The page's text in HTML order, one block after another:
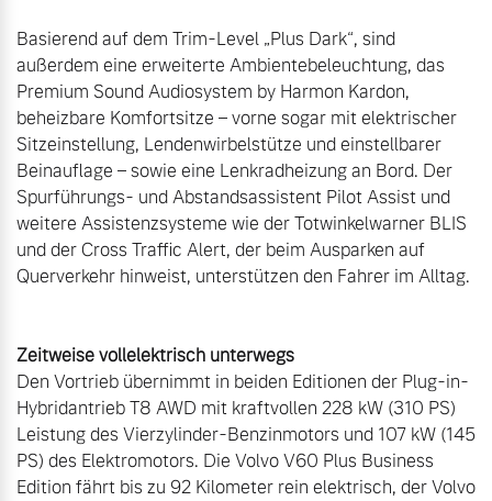
Basierend auf dem Trim-Level „Plus Dark“, sind
außerdem eine erweiterte Ambientebeleuchtung, das
Premium Sound Audiosystem by Harmon Kardon,
beheizbare Komfortsitze – vorne sogar mit elektrischer
Sitzeinstellung, Lendenwirbelstütze und einstellbarer
Beinauflage – sowie eine Lenkradheizung an Bord. Der
Spurführungs- und Abstandsassistent Pilot Assist und
weitere Assistenzsysteme wie der Totwinkelwarner BLIS
und der Cross Traffic Alert, der beim Ausparken auf
Querverkehr hinweist, unterstützen den Fahrer im Alltag.
Zeitweise vollelektrisch unterwegs
Den Vortrieb übernimmt in beiden Editionen der Plug-in-
Hybridantrieb T8 AWD mit kraftvollen 228 kW (310 PS)
Leistung des Vierzylinder-Benzinmotors und 107 kW (145
PS) des Elektromotors. Die Volvo V60 Plus Business
Edition fährt bis zu 92 Kilometer rein elektrisch, der Volvo